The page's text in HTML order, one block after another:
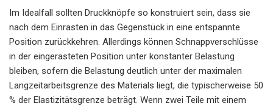
Im Idealfall sollten Druckknöpfe so konstruiert sein, dass sie
nach dem Einrasten in das Gegenstück in eine entspannte
Position zurückkehren. Allerdings können Schnappverschlüsse
in der eingerasteten Position unter konstanter Belastung
bleiben, sofern die Belastung deutlich unter der maximalen
Langzeitarbeitsgrenze des Materials liegt, die typischerweise 50
% der Elastizitätsgrenze beträgt. Wenn zwei Teile mit einem